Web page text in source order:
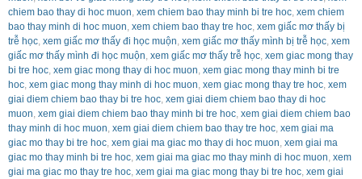
chiem bao thay di hoc muon, xem chiem bao thay minh bi tre hoc, xem chiem
bao thay minh di hoc muon, xem chiem bao thay tre hoc, xem giấc mơ thấy bị
trễ học, xem giấc mơ thấy đi học muộn, xem giấc mơ thấy mình bị trễ học, xem
giấc mơ thấy mình đi học muộn, xem giấc mơ thấy trễ học, xem giac mong thay
bi tre hoc, xem giac mong thay di hoc muon, xem giac mong thay minh bi tre
hoc, xem giac mong thay minh di hoc muon, xem giac mong thay tre hoc, xem
giai diem chiem bao thay bi tre hoc, xem giai diem chiem bao thay di hoc
muon, xem giai diem chiem bao thay minh bi tre hoc, xem giai diem chiem bao
thay minh di hoc muon, xem giai diem chiem bao thay tre hoc, xem giai ma
giac mo thay bi tre hoc, xem giai ma giac mo thay di hoc muon, xem giai ma
giac mo thay minh bi tre hoc, xem giai ma giac mo thay minh di hoc muon, xem
giai ma giac mo thay tre hoc, xem giai ma giac mong thay bi tre hoc, xem giai